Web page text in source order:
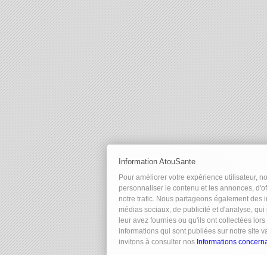
Information AtouSante
Pour améliorer votre expérience utilisateur,
personnaliser le contenu et les annonces,
notre trafic. Nous partageons également
médias sociaux, de publicité et d'analyse,
leur avez fournies ou qu'ils ont collectées
informations qui sont publiées sur notre site
invitons à consulter nos Informations